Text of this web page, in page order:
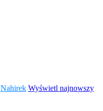
Nahirek Wyświetl najnowszy